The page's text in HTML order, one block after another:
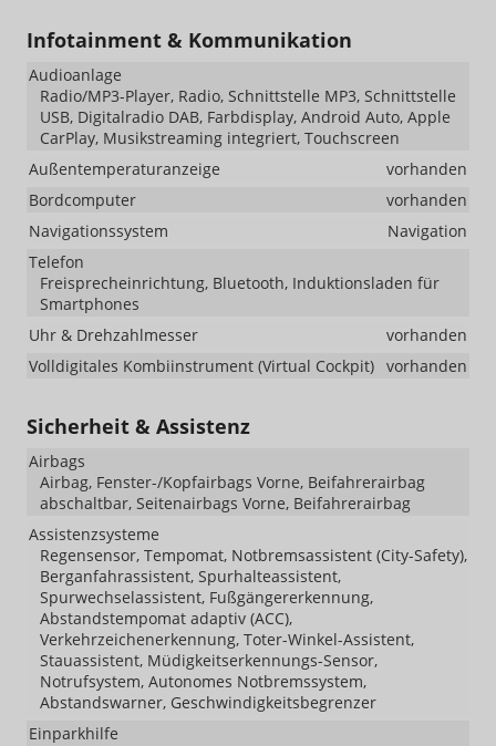
Infotainment & Kommunikation
Audioanlage
Radio/MP3-Player, Radio, Schnittstelle MP3, Schnittstelle
USB, Digitalradio DAB, Farbdisplay, Android Auto, Apple
CarPlay, Musikstreaming integriert, Touchscreen
Außentemperaturanzeige
vorhanden
Bordcomputer
vorhanden
Navigationssystem
Navigation
Telefon
Freisprecheinrichtung, Bluetooth, Induktionsladen für
Smartphones
Uhr & Drehzahlmesser
vorhanden
Volldigitales Kombiinstrument (Virtual Cockpit) vorhanden
Sicherheit & Assistenz
Airbags
Airbag, Fenster-/Kopfairbags Vorne, Beifahrerairbag
abschaltbar, Seitenairbags Vorne, Beifahrerairbag
Assistenzsysteme
Regensensor, Tempomat, Notbremsassistent (City-Safety),
Berganfahrassistent, Spurhalteassistent,
Spurwechselassistent, Fußgängererkennung,
Abstandstempomat adaptiv (ACC),
Verkehrzeichenerkennung, Toter-Winkel-Assistent,
Stauassistent, Müdigkeitserkennungs-Sensor,
Notrufsystem, Autonomes Notbremssystem,
Abstandswarner, Geschwindigkeitsbegrenzer
Einparkhilfe